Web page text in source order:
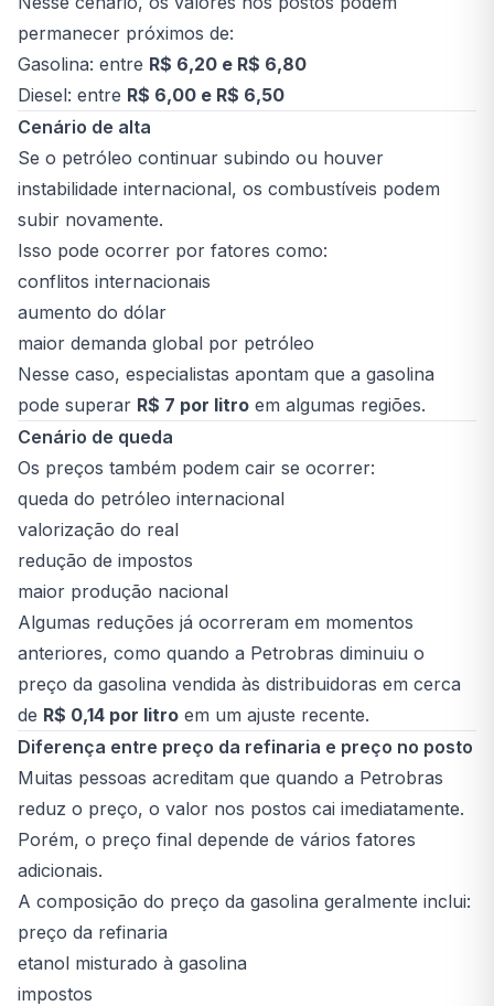
permanecer próximos de:
Gasolina: entre R$ 6,20 e R$ 6,80
Diesel: entre R$ 6,00 e R$ 6,50
Cenário de alta
Se o petróleo continuar subindo ou houver
instabilidade internacional, os combustíveis podem
subir novamente.
Isso pode ocorrer por fatores como:
conflitos internacionais
aumento do dólar
maior demanda global por petróleo
Nesse caso, especialistas apontam que a gasolina
pode superar R$ 7 por litro em algumas regiões.
Cenário de queda
Os preços também podem cair se ocorrer:
queda do petróleo internacional
valorização do real
redução de impostos
maior produção nacional
Algumas reduções já ocorreram em momentos
anteriores, como quando a Petrobras diminuiu o
preço da gasolina vendida às distribuidoras em cerca
de R$ 0,14 por litro em um ajuste recente.
Diferença entre preço da refinaria e preço no posto
Muitas pessoas acreditam que quando a Petrobras
reduz o preço, o valor nos postos cai imediatamente.
Porém, o preço final depende de vários fatores
adicionais.
A composição do preço da gasolina geralmente inclui:
preço da refinaria
etanol misturado à gasolina
impostos